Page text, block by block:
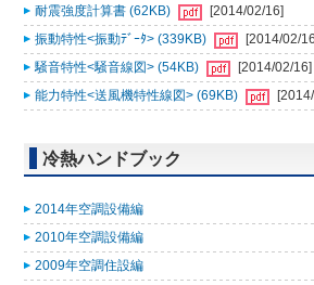
耐震強度計算書 (62KB)
[2014/02/16]
振動特性<振動ﾃﾞｰﾀ> (339KB)
[2014/02/
騒音特性<騒音線図> (54KB)
[2014/02/16]
能力特性<送風機特性線図> (69KB)
冷熱ハンドブック
2014年空調設備編
2010年空調設備編
2009年空調住設編